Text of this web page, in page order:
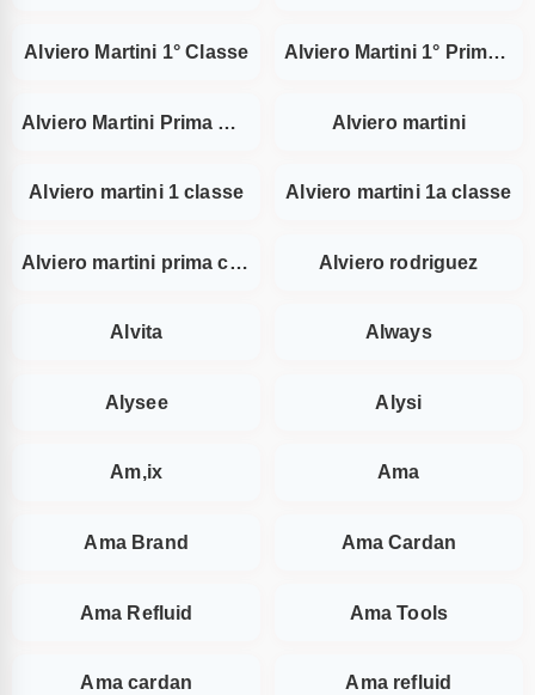
Alviero Martini 1° Classe Alviero Martini 1° Prima Classe
Alviero Martini Prima Classe Alviero martini
Alviero martini 1 classe Alviero martini 1a classe
Alviero martini prima classe Alviero rodriguez
Alvita Always
Alysee Alysi
Am,ix Ama
Ama Brand Ama Cardan
Ama Refluid Ama Tools
Ama cardan Ama refluid